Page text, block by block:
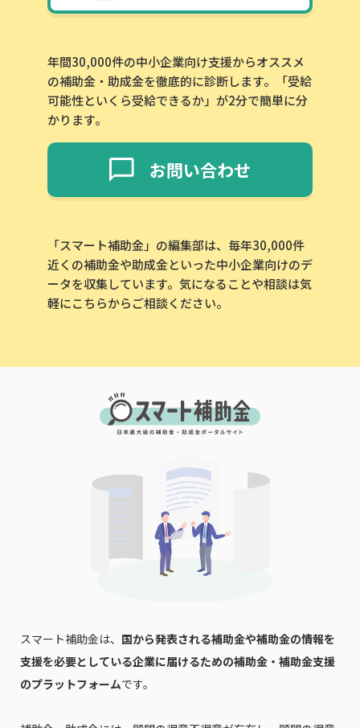
年間30,000件の中小企業向け支援からオススメ
の補助金・助成金を徹底的に診断します。「受給
可能性といくら受給できるか」が2分で簡単に分
かります。
お問い合わせ
「スマート補助金」の編集部は、毎年30,000件
近くの補助金や助成金といった中小企業向けのデ
ータを収集しています。気になることや相談は気
軽にこちらからご相談ください。
スマート補助金は、 国から発表される補助金や補助金の情報を
支援を必要としている企業に届けるための補助金・補助金支援
のプラットフォームです。